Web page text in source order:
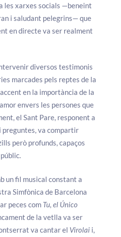
les xarxes socials —beneint
i saludant pelegrins— que
en directe va ser realment
diversos testimonis
marcades pels reptes de la
en la importància de la
envers les persones que
el Sant Pare, responent a
preguntes, va compartir
però profunds, capaços
un fil musical constant a
Simfònica de Barcelona
peces com Tu, el Único
de la vetlla va ser
va cantar el Virolai i,